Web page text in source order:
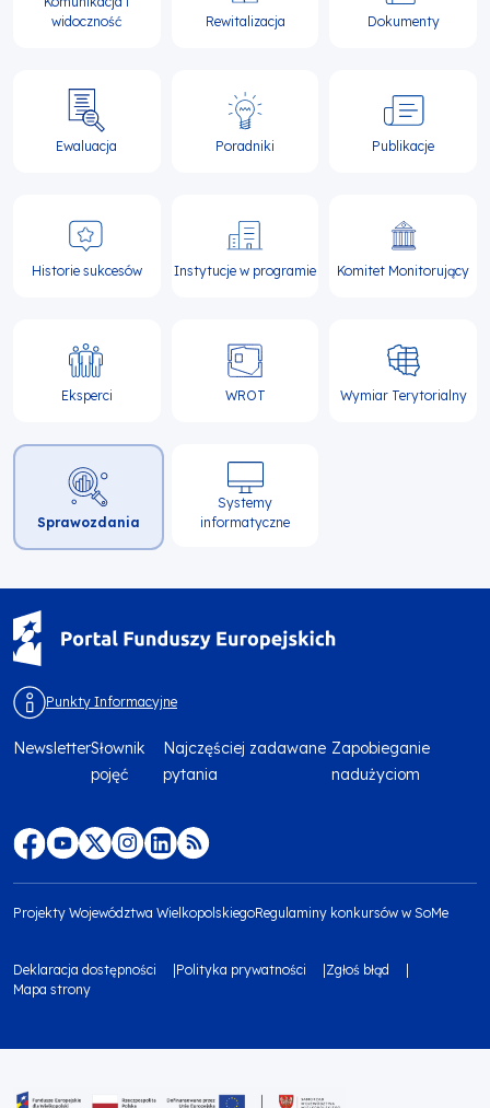
widoczność
Rewitalizacja Dokumenty
Ewaluacja Poradniki Publikacje
Historie sukcesów Instytucje w programie Komitet Monitorujący
Eksperci WROT Wymiar Terytorialny
Sprawozdania
Systemy
informatyczne
Punkty Informacyjne
Menu
footer
społecznościowe
top
NewsletterSłownik
pojęć
Najczęściej zadawane
pytania
Zapobieganie
nadużyciom
footer
Projekty Województwa WielkopolskiegoRegulaminy konkursów w SoMe
Menu
footer
Deklaracja dostępności Polityka prywatności
Zgłoś błąd
Mapa strony